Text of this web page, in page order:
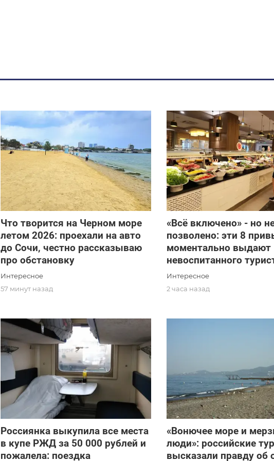
Что творится на Черном море
летом 2026: проехали на авто
до Сочи, честно рассказываю
про обстановку
Интересное
57 минут назад
«Всё включено» - но
позволено: эти 8
моментально выдают
невоспитанного
Интересное
2 часа назад
Россиянка выкупила все места
в купе РЖД за 50 000 рублей и
пожалела: поездка
«Вонючее море и
люди»: российские
высказали правду об